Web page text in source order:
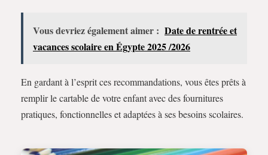
Vous devriez également aimer : Date de rentrée et
vacances scolaire en Égypte 2025 /2026
En gardant à l’esprit ces recommandations, vous êtes prêts à
remplir le cartable de votre enfant avec des fournitures
pratiques, fonctionnelles et adaptées à ses besoins scolaires.